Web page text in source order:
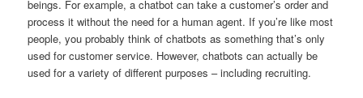
beings. For example, a chatbot can take a customer’s order and
process it without the need for a human agent. If you’re like most
people, you probably think of chatbots as something that’s only
used for customer service. However, chatbots can actually be
used for a variety of different purposes – including recruiting.